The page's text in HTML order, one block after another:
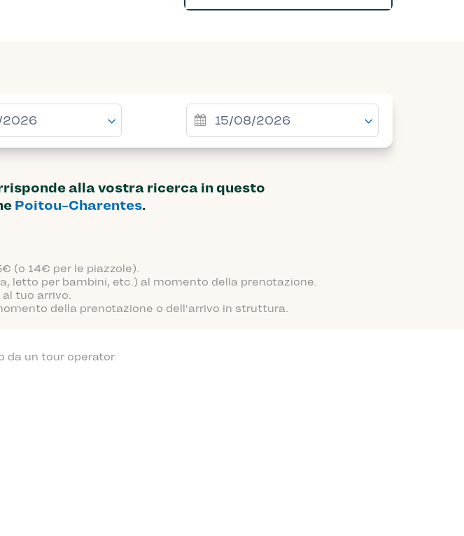
alla vostra ricerca in questo
Poitou-Charentes.
(o 14€ per le piazzole).
letto per bambini, etc.) al momento della prenotazione.
tuo arrivo.
della prenotazione o dell'arrivo in struttura.
da un tour operator.